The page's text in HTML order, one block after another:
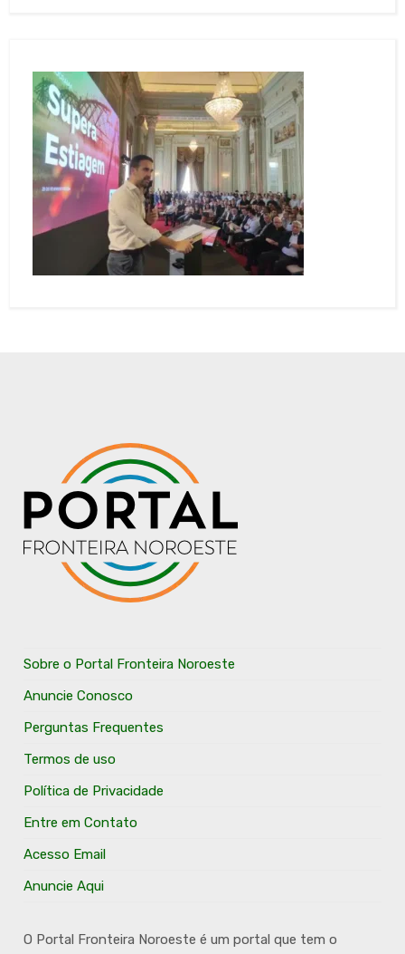
Sobre o Portal Fronteira Noroeste
Anuncie Conosco
Perguntas Frequentes
Termos de uso
Política de Privacidade
Entre em Contato
Acesso Email
Anuncie Aqui
O Portal Fronteira Noroeste é um portal que tem o